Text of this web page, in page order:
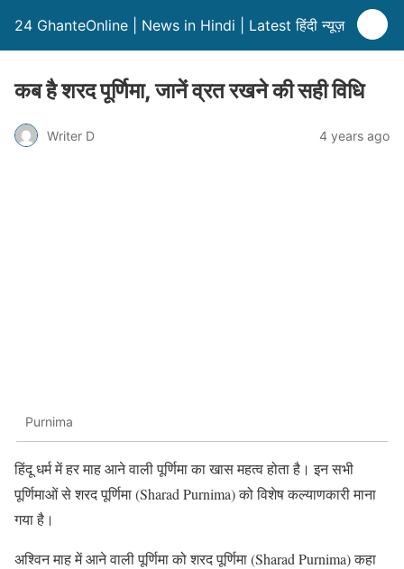
24 GhanteOnline | News in Hindi | Latest हिंदी न्यूज़
कब है शरद पूर्णिमा, जानें व्रत रखने की सही विधि
Writer D 4 years ago
Purnima
हिंदू धर्म में हर माह आने वाली पूर्णिमा का खास महत्व होता है। इन सभी
पूर्णिमाओं से शरद पूर्णिमा (Sharad Purnima) को विशेष कल्याणकारी माना
गया है।
अश्विन माह में आने वाली पूर्णिमा को शरद पूर्णिमा (Sharad Purnima) कहा